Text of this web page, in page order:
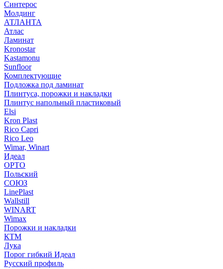
Синтерос
Молдинг
АТЛАНТА
Атлас
Ламинат
Kronostar
Kastamonu
Sunfloor
Комплектующие
Подложка под ламинат
Плинтуса, порожки и накладки
Плинтус напольный пластиковый
Elsi
Kron Plast
Rico Capri
Rico Leo
Wimar, Winart
Идеал
ОРТО
Польский
СОЮЗ
LinePlast
Wallstill
WINART
Wimax
Порожки и накладки
КТМ
Лука
Порог гибкий Идеал
Русский профиль